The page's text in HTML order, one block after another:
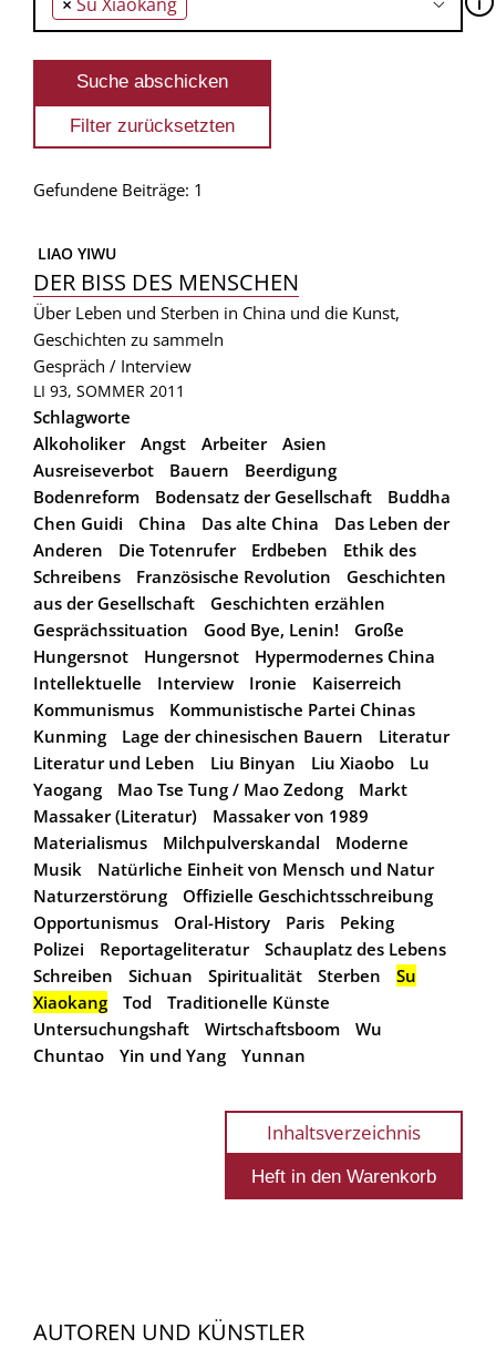
Gefundene Beiträge: 1
LIAO YIWU
DER BISS DES MENSCHEN
Über Leben und Sterben in China und die Kunst,
Geschichten zu sammeln
Gespräch / Interview
LI 93, SOMMER 2011
Schlagworte
Alkoholiker
Angst Arbeiter
Asien
Ausreiseverbot
Bauern
Beerdigung
Bodenreform
Bodensatz der Gesellschaft
Buddha
Chen Guidi
China Das alte China
Das Leben der
Anderen
Die Totenrufer Erdbeben
Ethik des
Schreibens
Französische Revolution
Geschichten
aus der Gesellschaft
Geschichten erzählen
Gesprächssituation
Good Bye, Lenin!
Große
Hungersnot
Hungersnot
Hypermodernes China
Intellektuelle
Interview Ironie
Kaiserreich
Kommunismus
Kommunistische Partei Chinas
Kunming
Lage der chinesischen Bauern
Literatur
Literatur und Leben
Liu Binyan Liu Xiaobo
Lu
Yaogang
Mao Tse Tung / Mao Zedong
Markt
Massaker (Literatur)
Massaker von 1989
Materialismus
Milchpulverskandal
Moderne
Musik
Natürliche Einheit von Mensch und Natur
Naturzerstörung
Offizielle Geschichtsschreibung
Opportunismus
Oral-History Paris
Peking
Polizei
Reportageliteratur
Schauplatz des Lebens
Schreiben
Sichuan Spiritualität Sterben
Su
Xiaokang
Tod
Traditionelle Künste
Untersuchungshaft
Wirtschaftsboom
Wu
Chuntao
Yin und Yang Yunnan
Inhaltsverzeichnis
AUTOREN UND KÜNSTLER